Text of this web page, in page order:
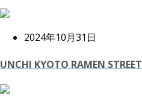
2024年10月31日
UNCHI KYOTO RAMEN STREET